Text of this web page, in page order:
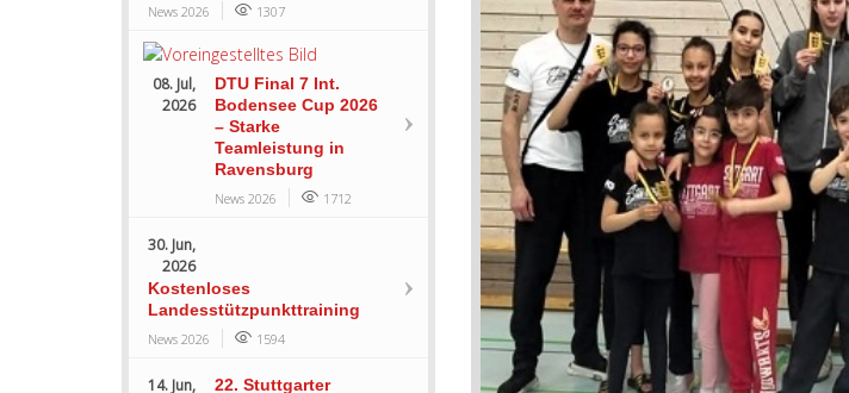
News 2026 1307
08. Jul,
2026
DTU Final 7 Int.
Bodensee Cup 2026
– Starke
Teamleistung in
Ravensburg
News 2026 1712
30. Jun,
2026
Kostenloses
Landesstützpunkttraining
News 2026 1594
14. Jun,
22. Stuttgarter